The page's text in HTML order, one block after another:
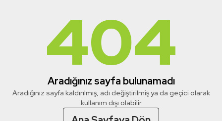
404
Aradığınız sayfa bulunamadı
Aradığınız sayfa kaldırılmış, adı değiştirilmiş ya da geçici olarak
kullanım dışı olabilir